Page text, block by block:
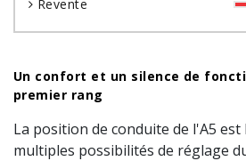
Revente
Un confort et un silence de
premier rang
La position de conduite de l'A5
multiples possibilités de réglage